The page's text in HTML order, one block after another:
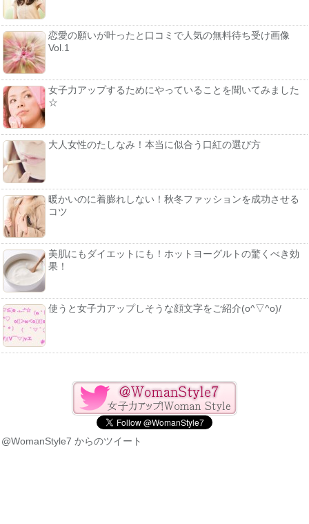
恋愛の願いが叶ったと口コミで人気の無料待ち受け画像
Vol.1
女子力アップするためにやっていることを聞いてみました
☆
大人女性のたしなみ！本当に似合う口紅の選び方
暖かいのに着膨れしない！秋冬ファッションを成功させる
コツ
美肌にもダイエットにも！ホットヨーグルトの驚くべき効
果！
使うと女子力アップしそうな顔文字をご紹介(o^▽^o)/
@WomanStyle7 からのツイート